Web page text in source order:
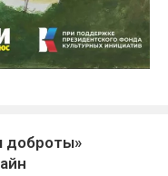
доброты»